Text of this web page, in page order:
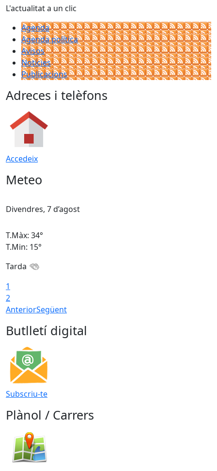
L'actualitat a un clic
Agenda
Agenda política
Avisos
Notícies
Publicacions
Adreces i telèfons
Accedeix
Meteo
Divendres, 7 d’agost
T.Màx: 34°
T.Min: 15°
Tarda
1
2
AnteriorSegüent
Butlletí digital
Subscriu-te
Plànol / Carrers